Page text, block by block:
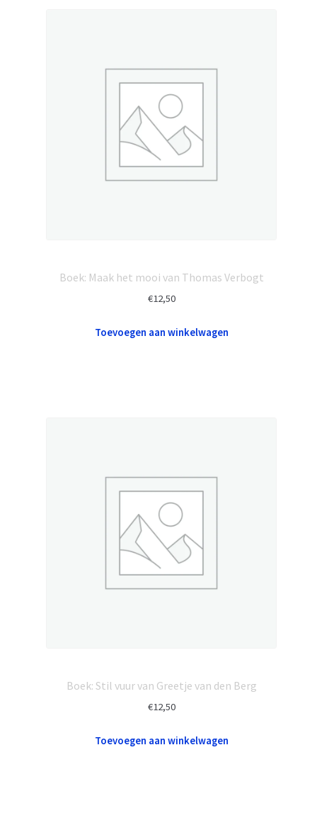
Boek: Maak het mooi van Thomas Verbogt
€12,50
Toevoegen aan winkelwagen
Boek: Stil vuur van Greetje van den Berg
€12,50
Toevoegen aan winkelwagen